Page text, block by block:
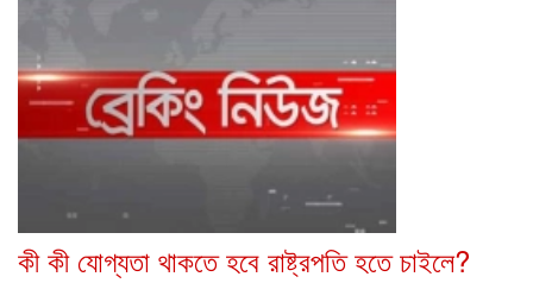
কী কী যোগ্যতা থাকতে হবে রাষ্ট্রপতি হতে চাইলে?